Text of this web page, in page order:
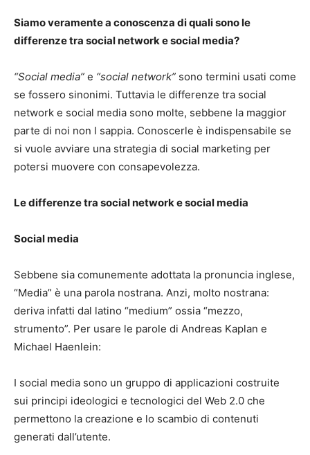
Siamo veramente a conoscenza di quali sono le
differenze tra social network e social media?
“Social media” e “social network” sono termini usati come
se fossero sinonimi. Tuttavia le differenze tra social
network e social media sono molte, sebbene la maggior
parte di noi non l sappia. Conoscerle è indispensabile se
si vuole avviare una strategia di social marketing per
potersi muovere con consapevolezza.
Le differenze tra social network e social media
Social media
Sebbene sia comunemente adottata la pronuncia inglese,
“Media” è una parola nostrana. Anzi, molto nostrana:
deriva infatti dal latino “medium” ossia “mezzo,
strumento”. Per usare le parole di Andreas Kaplan e
Michael Haenlein:
I social media sono un gruppo di applicazioni costruite
sui principi ideologici e tecnologici del Web 2.0 che
permettono la creazione e lo scambio di contenuti
generati dall’utente.